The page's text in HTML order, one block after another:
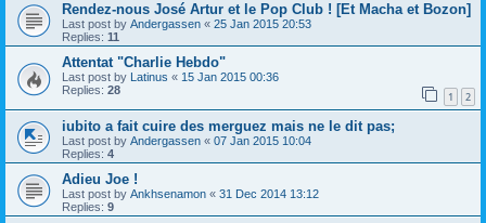
Rendez-nous José Artur et le Pop Club ! [Et Macha et Bozon]
Last post by Andergassen « 25 Jan 2015 20:53
Replies: 11
Attentat "Charlie Hebdo"
Last post by Latinus « 15 Jan 2015 00:36
Replies: 28 1 2
iubito a fait cuire des merguez mais ne le dit pas;
Last post by Andergassen « 07 Jan 2015 10:04
Replies: 4
Adieu Joe !
Last post by Ankhsenamon « 31 Dec 2014 13:12
Replies: 9